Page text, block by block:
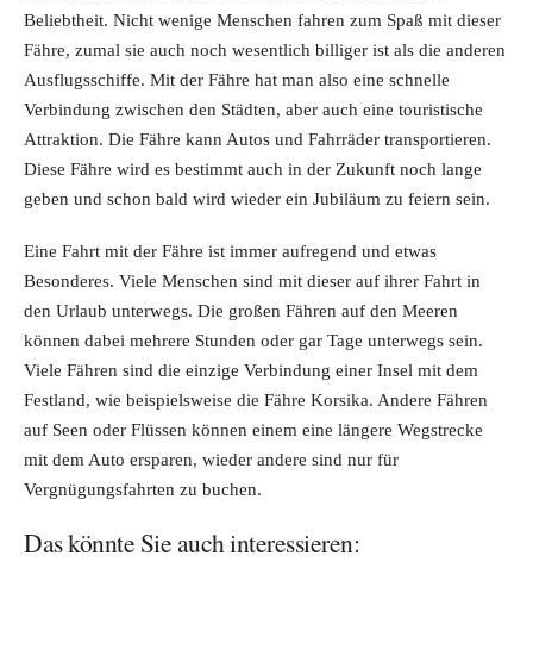
Beliebtheit. Nicht wenige Menschen fahren zum Spaß mit dieser
Fähre, zumal sie auch noch wesentlich billiger ist als die anderen
Ausflugsschiffe. Mit der Fähre hat man also eine schnelle
Verbindung zwischen den Städten, aber auch eine touristische
Attraktion. Die Fähre kann Autos und Fahrräder transportieren.
Diese Fähre wird es bestimmt auch in der Zukunft noch lange
geben und schon bald wird wieder ein Jubiläum zu feiern sein.
Eine Fahrt mit der Fähre ist immer aufregend und etwas
Besonderes. Viele Menschen sind mit dieser auf ihrer Fahrt in
den Urlaub unterwegs. Die großen Fähren auf den Meeren
können dabei mehrere Stunden oder gar Tage unterwegs sein.
Viele Fähren sind die einzige Verbindung einer Insel mit dem
Festland, wie beispielsweise die Fähre Korsika. Andere Fähren
auf Seen oder Flüssen können einem eine längere Wegstrecke
mit dem Auto ersparen, wieder andere sind nur für
Vergnügungsfahrten zu buchen.
Das könnte Sie auch interessieren: